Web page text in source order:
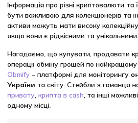
Інформація про різні криптовалюти та
бути важливою для колекціонерів та
активи можуть мати високу колекційну
якщо вони є рідкісними та унікальними.
Нагадаємо, що купувати, продавати
операції обміну грошей по
Obmify – платформі для моніторингу
України та світу. Стейбли з гаманця
привату, крипта в cash, та інші
одному місці.